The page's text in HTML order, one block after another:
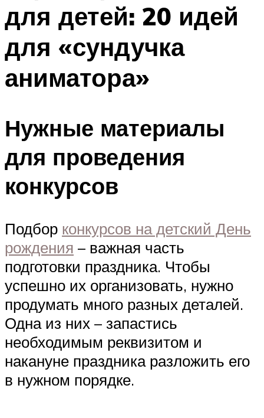
Меню
для детей: 20 идей
для «сундучка
аниматора»
Нужные материалы
для проведения
конкурсов
Подбор конкурсов на детский День
рождения – важная часть
подготовки праздника. Чтобы
успешно их организовать, нужно
продумать много разных деталей.
Одна из них – запастись
необходимым реквизитом и
накануне праздника разложить его
в нужном порядке.